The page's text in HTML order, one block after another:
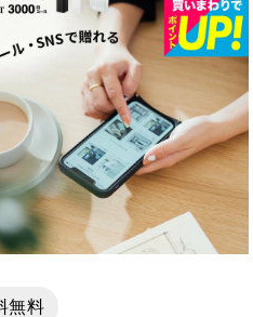
無料